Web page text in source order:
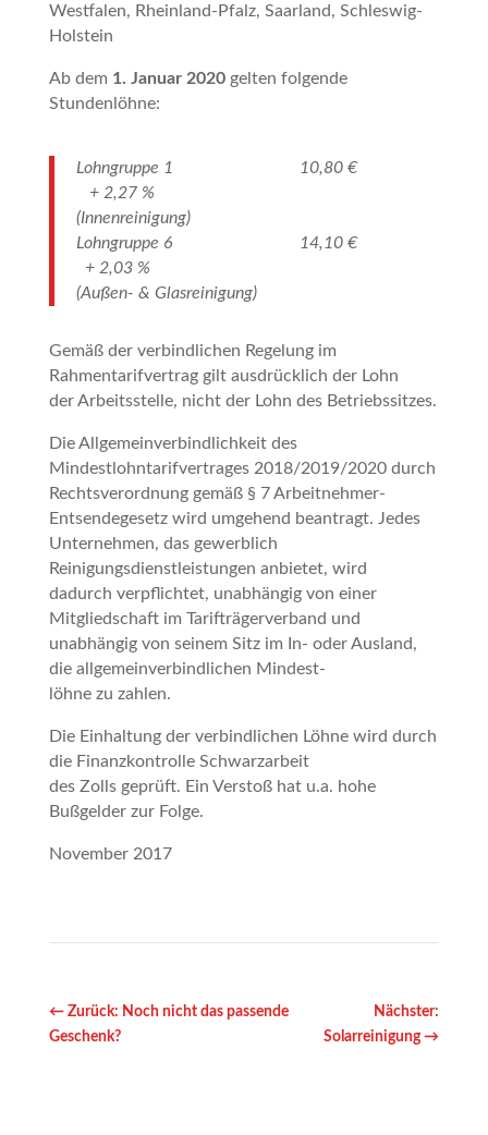
Westfalen, Rheinland-Pfalz, Saarland, Schleswig-
Holstein
Ab dem 1. Januar 2020gelten folgende
Stundenlöhne:
Lohngruppe 1 10,80 €
+ 2,27 %
(Innenreinigung)
Lohngruppe 6 14,10 €
+ 2,03 %
(Außen- & Glasreinigung)
Gemäß der verbindlichen Regelung im
Rahmentarifvertrag gilt ausdrücklich der Lohn
der Arbeitsstelle, nicht der Lohn des Betriebssitzes.
Die Allgemeinverbindlichkeit des
Mindestlohntarifvertrages 2018/2019/2020 durch
Rechtsverordnung gemäß § 7 Arbeitnehmer-
Entsendegesetz wird umgehend beantragt. Jedes
Unternehmen, das gewerblich
Reinigungsdienstleistungen anbietet, wird
dadurch verpflichtet, unabhängig von einer
Mitgliedschaft im Tarifträgerverband und
unabhängig von seinem Sitz im In- oder Ausland,
die allgemeinverbindlichen Mindest-
löhne zu zahlen.
Die Einhaltung der verbindlichen Löhne wird durch
die Finanzkontrolle Schwarzarbeit
des Zolls geprüft. Ein Verstoß hat u.a. hohe
Bußgelder zur Folge.
November 2017
← Zurück: Noch nicht das passende
Geschenk?
Nächster:
Solarreinigung→